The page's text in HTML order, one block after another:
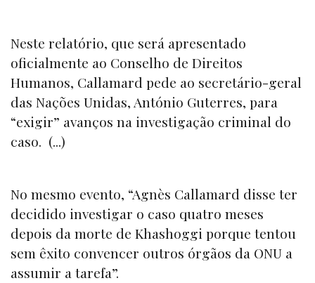
Neste relatório, que será apresentado
oficialmente ao Conselho de Direitos
Humanos, Callamard pede ao secretário-geral
das Nações Unidas, António Guterres, para
“exigir” avanços na investigação criminal do
caso. (...)
No mesmo evento, “Agnès Callamard disse ter
decidido investigar o caso quatro meses
depois da morte de Khashoggi porque tentou
sem êxito convencer outros órgãos da ONU a
assumir a tarefa”.